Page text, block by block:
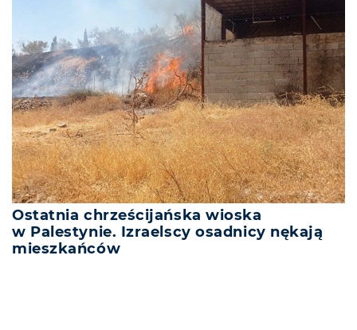
Ostatnia chrześcijańska wioska
w Palestynie. Izraelscy osadnicy nękają
mieszkańców